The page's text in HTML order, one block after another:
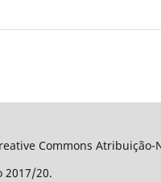
Commons
2017/20.